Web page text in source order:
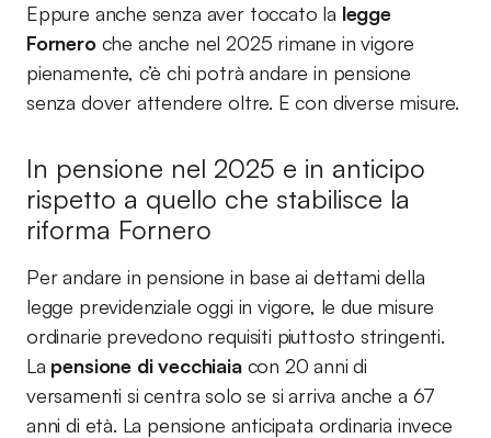
Eppure anche senza aver toccato la legge
Forneroche anche nel 2025 rimane in vigore
pienamente, c’è chi potrà andare in pensione
senza dover attendere oltre. E con diverse misure.
In pensione nel 2025 e in anticipo
rispetto a quello che stabilisce la
riforma Fornero
Per andare in pensione in base ai dettami della
legge previdenziale oggi in vigore, le due misure
ordinarie prevedono requisiti piuttosto stringenti.
La pensione di vecchiaiacon 20 anni di
versamenti si centra solo se si arriva anche a 67
anni di età. La pensione anticipata ordinaria invece